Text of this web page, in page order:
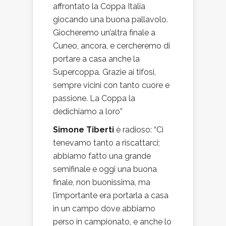
affrontato la Coppa Italia
giocando una buona pallavolo.
Giocheremo un’altra finale a
Cuneo, ancora, e cercheremo di
portare a casa anche la
Supercoppa. Grazie ai tifosi,
sempre vicini con tanto cuore e
passione. La Coppa la
dedichiamo a loro”
Simone Tiberti è radioso: “Ci
tenevamo tanto a riscattarci;
abbiamo fatto una grande
semifinale e oggi una buona
finale, non buonissima, ma
l’importante era portarla a casa
in un campo dove abbiamo
perso in campionato, e anche lo